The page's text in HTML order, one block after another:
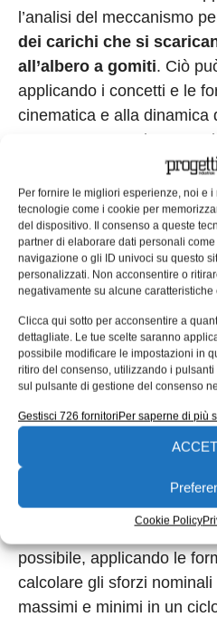
Per fornire le migliori esperienze, noi e
tecnologie come i cookie per
del dispositivo. Il consenso a queste
partner di elaborare dati personali
navigazione o gli ID univoci su questo
personalizzati. Non acconsentire o
negativamente su alcune caratteristiche
Clicca qui sotto per acconsentire a
dettagliate. Le tue scelte saranno
possibile modificare le impostazioni in
ritiro del consenso, utilizzando i
sul pulsante di gestione del consenso
Gestisci 726 fornitoriPer saperne di più
Cookie Policy
l’analisi del meccanismo
dei carichi che si
all’albero a gomiti. Ciò
applicando i concetti e le
cinematica e alla dinamica
oppure con un solutore
casi più complessi. E’ poi
di riferimento solidale con
normale e tangenziale
manovelle e scomporre le
direzioni. Infine, bisogna
vincolo che ben descrivano
cuscinetti.
A questo punto può essere
statica dell’albero a
“beam”; questa va
dell’albero al variare
funzione del quale
forze assiale, normale e
Ciò consentirà di ricavare
possibile, applicando le
calcolare gli sforzi
massimi e minimi in un